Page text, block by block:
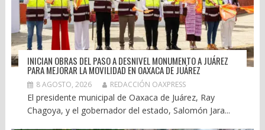
INICIAN OBRAS DEL PASO A DESNIVEL MONUMENTO A JUÁREZ
PARA MEJORAR LA MOVILIDAD EN OAXACA DE JUÁREZ
8 AGOSTO, 2026 REDACCIÓN OAXPRESS
El presidente municipal de Oaxaca de Juárez, Ray
Chagoya, y el gobernador del estado, Salomón Jara...